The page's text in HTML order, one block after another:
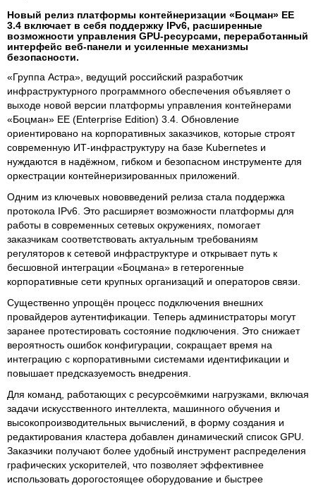
Новый релиз платформы контейнеризации «Боцман» ЕЕ
3.4 включает в себя поддержку IPv6, расширенные
возможности управления GPU-ресурсами, переработанный
интерфейс веб-панели и усиленные механизмы
безопасности.
«Группа Астра», ведущий российский разработчик
инфраструктурного программного обеспечения объявляет о
выходе новой версии платформы управления контейнерами
«Боцман» EE (Enterprise Edition) 3.4. Обновление
ориентировано на корпоративных заказчиков, которые строят
современную ИТ-инфраструктуру на базе Kubernetes и
нуждаются в надёжном, гибком и безопасном инструменте для
оркестрации контейнеризированных приложений.
Одним из ключевых нововведений релиза стала поддержка
протокола IPv6. Это расширяет возможности платформы для
работы в современных сетевых окружениях, помогает
заказчикам соответствовать актуальным требованиям
регуляторов к сетевой инфраструктуре и открывает путь к
бесшовной интеграции «Боцмана» в гетерогенные
корпоративные сети крупных организаций и операторов связи.
Существенно упрощён процесс подключения внешних
провайдеров аутентификации. Теперь администраторы могут
заранее протестировать состояние подключения. Это снижает
вероятность ошибок конфигурации, сокращает время на
интеграцию с корпоративными системами идентификации и
повышает предсказуемость внедрения.
Для команд, работающих с ресурсоёмкими нагрузками, включая
задачи искусственного интеллекта, машинного обучения и
высокопроизводительных вычислений, в форму создания и
редактирования кластера добавлен динамический список GPU.
Заказчики получают более удобный инструмент распределения
графических ускорителей, что позволяет эффективнее
использовать дорогостоящее оборудование и быстрее